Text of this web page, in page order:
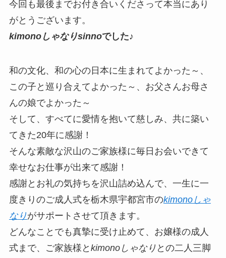
今回も最後までお付き合いくださって本当にあり
がとうございます。
kimonoしゃなりsinnoでした♪
和の文化、和の心の日本に生まれてよかった～、
この子と巡り合えてよかった～、お父さんお母さ
んの娘でよかった～
そして、すべてに愛情を抱いて慈しみ、共に築い
てきた20年に感謝！
そんな素敵な沢山のご家族様に毎日お会いできて
幸せなお仕事が出来て感謝！
感謝とお礼の気持ちを沢山詰め込んで、一生に一
度きりのご成人式を栃木県宇都宮市のkimonoしゃ
なりがサポートさせて頂きます。
どんなことでも真摯に受け止めて、お嬢様の成人
式まで、ご家族様と kimonoしゃなり との二人三脚